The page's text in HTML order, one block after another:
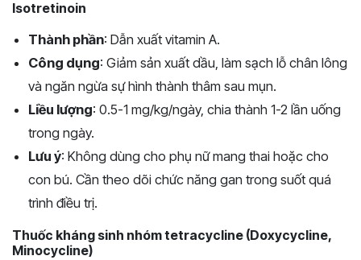
Isotretinoin
Thành phần: Dẫn xuất vitamin A.
Công dụng: Giảm sản xuất dầu, làm sạch lỗ chân lông
và ngăn ngừa sự hình thành thâm sau mụn.
Liều lượng: 0.5-1 mg/kg/ngày, chia thành 1-2 lần uống
trong ngày.
Lưu ý: Không dùng cho phụ nữ mang thai hoặc cho
con bú. Cần theo dõi chức năng gan trong suốt quá
trình điều trị.
Thuốc kháng sinh nhóm tetracycline (Doxycycline,
Minocycline)